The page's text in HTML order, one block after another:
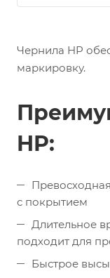
Чернила HP
маркировку.
HP:
с покрытием
Длительное
подходит для
Быстрое